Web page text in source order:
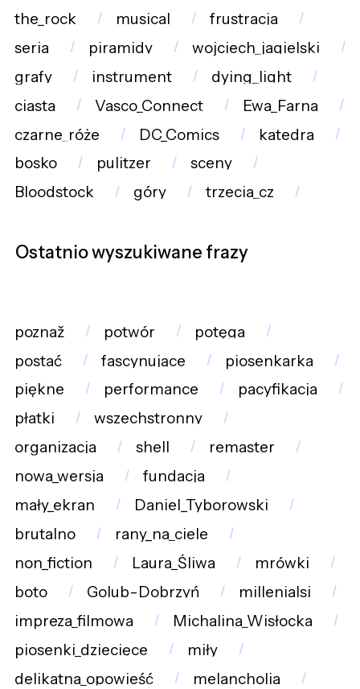
the_rock
musical
frustracja
seria
piramidy
wojciech_jagielski
grafy
instrument
dying_light
ciasta
Vasco_Connect
Ewa_Farna
czarne_róże
DC_Comics
katedra
bosko
pulitzer
sceny
Bloodstock
góry trzecia_cz
Ostatnio wyszukiwane frazy
poznaž potwór
potęga
postać
fascynujące
piosenkarka
piękne
performance
pacyfikacja
płatki
wszechstronny
organizacja
shell
remaster
nowa_wersja
fundacja
mały_ekran
Daniel_Tyborowski
brutalno
rany_na_ciele
non_fiction
Laura_Śliwa
mrówki
boto
Golub-Dobrzyń
millenialsi
impreza_filmowa
Michalina_Wisłocka
piosenki_dziecięce
miły
delikatna_opowieść
melancholia